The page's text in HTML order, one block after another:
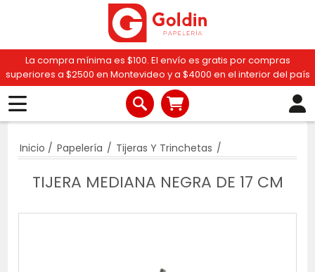
La compra mínima es $100. El envío es gratis por compras
superiores a $2500 en Montevideo y a $4000 en el interior del país
Inicio / Papelería / Tijeras Y Trinchetas /
TIJERA MEDIANA NEGRA DE 17 CM